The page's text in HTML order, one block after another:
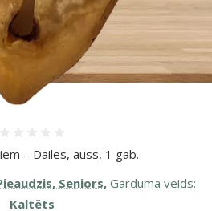
– Dailes, auss, 1 gab.
Seniors,Garduma veids:
Kaltēts